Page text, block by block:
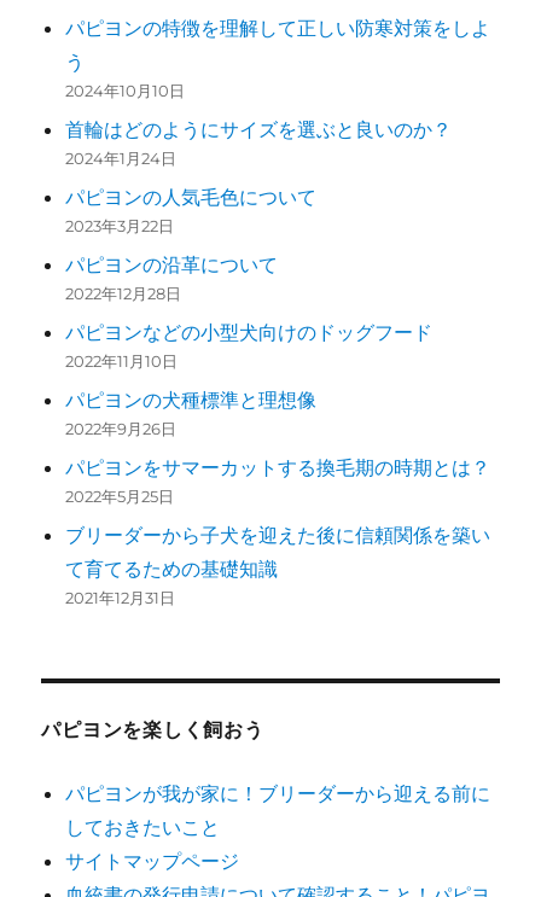
パピヨンの特徴を理解して正しい防寒対策をしよ
う
2024年10月10日
首輪はどのようにサイズを選ぶと良いのか？
2024年1月24日
パピヨンの人気毛色について
2023年3月22日
パピヨンの沿革について
2022年12月28日
パピヨンなどの小型犬向けのドッグフード
2022年11月10日
パピヨンの犬種標準と理想像
2022年9月26日
パピヨンをサマーカットする換毛期の時期とは？
2022年5月25日
ブリーダーから子犬を迎えた後に信頼関係を築い
て育てるための基礎知識
2021年12月31日
パピヨンを楽しく飼おう
パピヨンが我が家に！ブリーダーから迎える前に
しておきたいこと
サイトマップページ